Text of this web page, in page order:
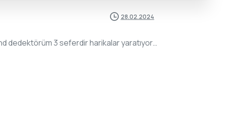
28.02.2024
dedektörüm 3 seferdir harikalar yaratıyor…